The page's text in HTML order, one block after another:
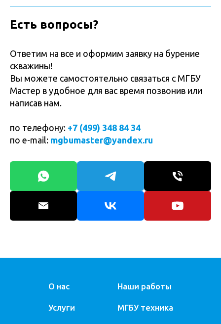
Есть вопросы?
Ответим на все и оформим заявку на бурение
скважины!
Вы можете самостоятельно связаться с МГБУ
Мастер в удобное для вас время позвонив или
написав нам.
по телефону: +7 (499) 348 84 34
по e-mail: mgbumaster@yandex.ru